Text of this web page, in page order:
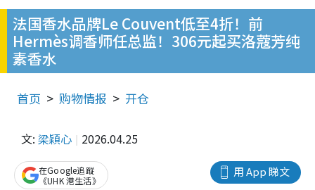
法国香水品牌Le Couvent低至4折！前
Hermès调香师任总监！306元起买洛蔻芳纯
素香水
首页 购物情报 开仓
文: 梁穎心 2026.04.25
用 App 睇文
在Google追蹤
《UHK 港生活》